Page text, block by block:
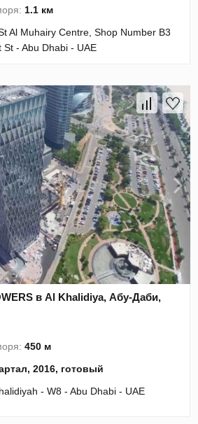
1.1 км
Al Muhairy Centre, Shop Number B3
- Abu Dhabi - UAE
в Al Khalidiya, Абу-Даби,
450 м
2016, готовый
- W8 - Abu Dhabi - UAE